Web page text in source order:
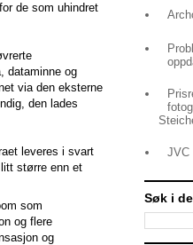
de som uhindret
dataminne og
via den eksterne
den lades
leveres i svart
større enn et
som
og flere
og
JVC
Søk i